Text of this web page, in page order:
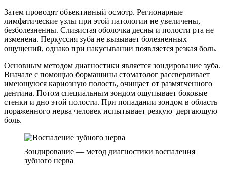
Затем проводят объективный осмотр. Регионарные
лимфатические узлы при этой патологии не увеличены,
безболезненны. Слизистая оболочка десны и полости рта не
изменена. Перкуссия зуба не вызывает болезненных
ощущений, однако при накусывании появляется резкая боль.
Основным методом диагностики является зондирование зуба.
Вначале с помощью бормашины стоматолог рассверливает
имеющуюся кариозную полость, очищает от размягченного
дентина. Потом специальным зондом ощупывает боковые
стенки и дно этой полости. При попадании зондом в область
пораженного нерва человек испытывает резкую дергающую
боль.
Зондирование — метод диагностики воспаления
зубного нерва